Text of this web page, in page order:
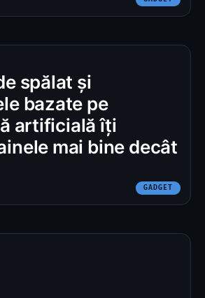
spălat și
bazate pe
artificială îți
mai bine decât
GADGET